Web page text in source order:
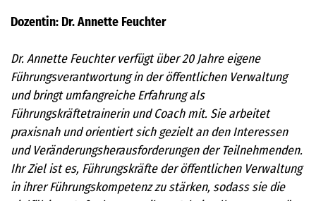
Dozentin: Dr. Annette Feuchter
Dr. Annette Feuchter verfügt über 20 Jahre eigene
Führungsverantwortung in der öffentlichen Verwaltung
und bringt umfangreiche Erfahrung als
Führungskräftetrainerin und Coach mit. Sie arbeitet
praxisnah und orientiert sich gezielt an den Interessen
und Veränderungsherausforderungen der Teilnehmenden.
Ihr Ziel ist es, Führungskräfte der öffentlichen Verwaltung
in ihrer Führungskompetenz zu stärken, sodass sie die